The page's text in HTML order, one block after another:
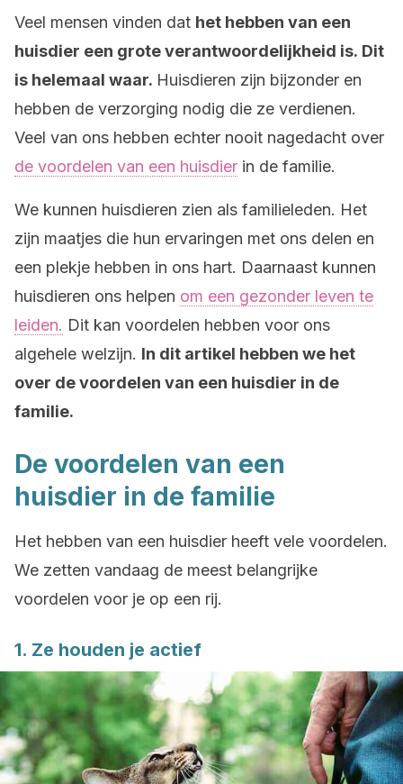
Veel mensen vinden dat het hebben van een
huisdier een grote verantwoordelijkheid is. Dit
is helemaal waar. Huisdieren zijn bijzonder en
hebben de verzorging nodig die ze verdienen.
Veel van ons hebben echter nooit nagedacht over
de voordelen van een huisdier in de familie.
We kunnen huisdieren zien als familieleden. Het
zijn maatjes die hun ervaringen met ons delen en
een plekje hebben in ons hart. Daarnaast kunnen
huisdieren ons helpen om een gezonder leven te
leiden. Dit kan voordelen hebben voor ons
algehele welzijn. In dit artikel hebben we het
over de voordelen van een huisdier in de
familie.
De voordelen van een
huisdier in de familie
Het hebben van een huisdier heeft vele voordelen.
We zetten vandaag de meest belangrijke
voordelen voor je op een rij.
1. Ze houden je actief